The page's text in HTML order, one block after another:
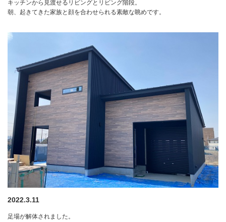
キッチンから見渡せるリビングとリビング階段。
朝、起きてきた家族と顔を合わせられる素敵な眺めです。
2022.3.11
足場が解体されました。